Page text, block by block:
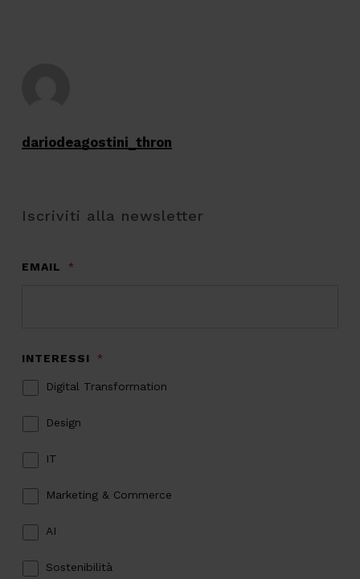
dariodeagostini_thron
Iscriviti alla newsletter
EMAIL *
INTERESSI *
Digital Transformation
Design
IT
Marketing & Commerce
AI
Sostenibilità